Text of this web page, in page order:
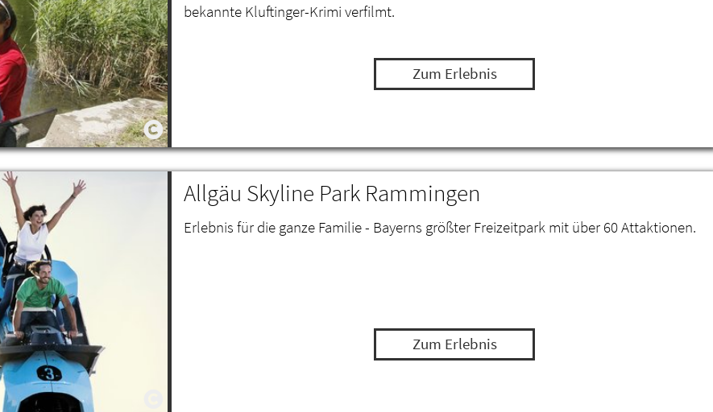
bekannte Kluftinger-Krimi verfilmt.
Zum Erlebnis
Allgäu Skyline Park Rammingen
Erlebnis für die ganze Familie - Bayerns größter Freizeitpark mit über 60 Attaktionen.
Zum Erlebnis